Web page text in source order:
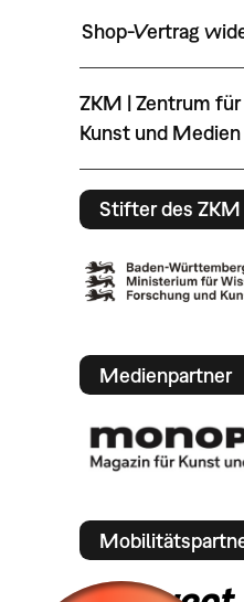
Shop-Vertrag
ZKM | Zentrum für
Kunst und Medien
Stifter des ZKM
Medienpartner